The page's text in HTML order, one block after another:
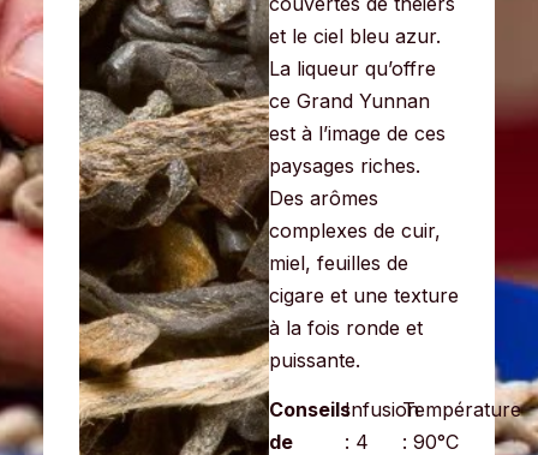
et le ciel bleu azur.
La liqueur qu’offre
ce Grand Yunnan
est à l’image de ces
paysages riches.
Des arômes
complexes de cuir,
miel, feuilles de
cigare et une texture
à la fois ronde et
puissante.
Conseils
de
Infusion
: 4
Température
: 90°C